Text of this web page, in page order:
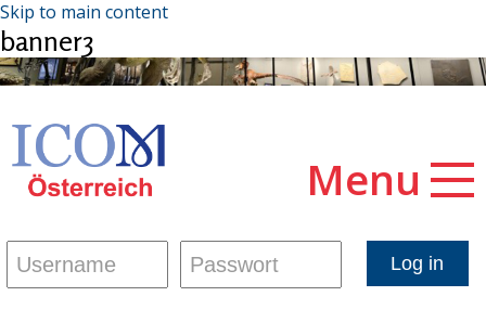
Skip to main content
banner3
Menu